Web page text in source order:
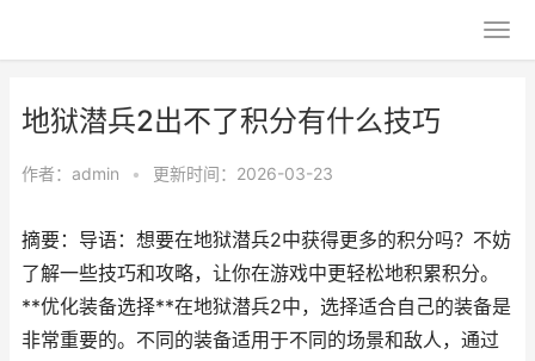
地狱潜兵2出不了积分有什么技巧
作者： admin • 更新时间：2026-03-23
摘要：导语：想要在地狱潜兵2中获得更多的积分吗？不妨
了解一些技巧和攻略，让你在游戏中更轻松地积累积分。
**优化装备选择**在地狱潜兵2中，选择适合自己的装备是
非常重要的。不同的装备适用于不同的场景和敌人，通过